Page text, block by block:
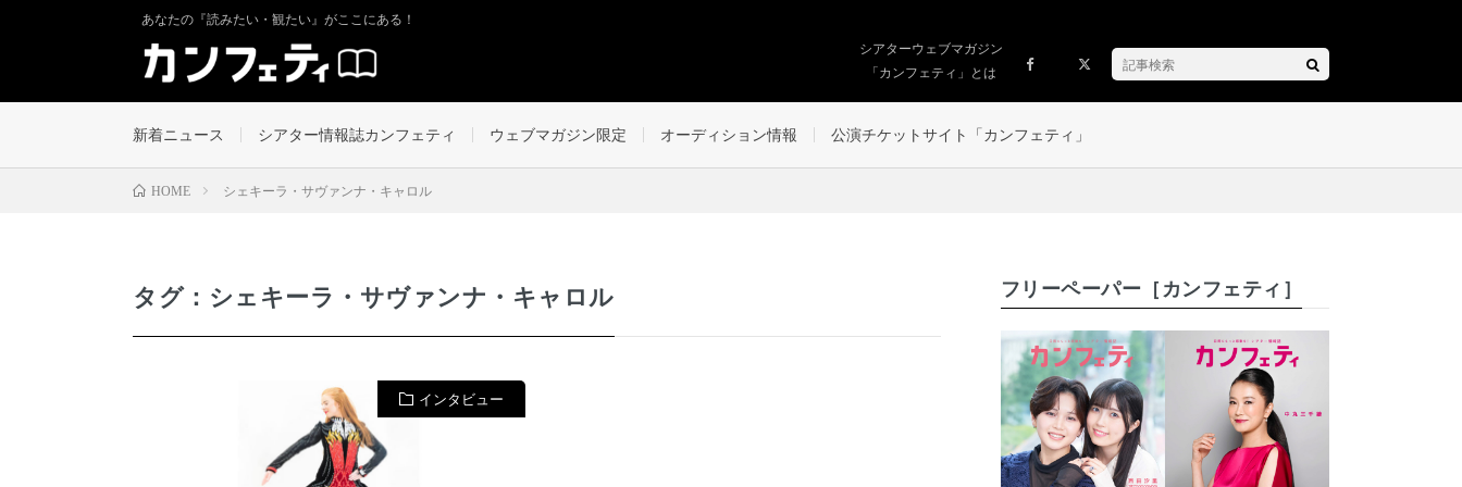
あなたの『読みたい・観たい』がここにある！
シアターウェブマガジン
「カンフェティ」とは
新着ニュース シアター情報誌カンフェティ ウェブマガジン限定 オーディション情報 公演チケットサイト「カンフェティ」
HOME シェキーラ・サヴァンナ・キャロル
タグ：シェキーラ・サヴァンナ・キャロル
インタビュー
フリーペーパー［カンフェティ］